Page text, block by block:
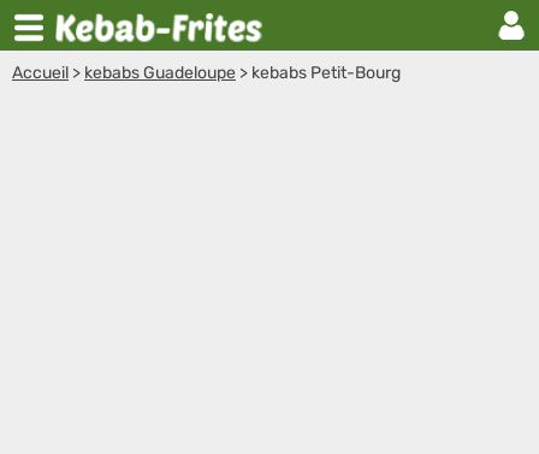
Accueil > kebabs Guadeloupe > kebabs Petit-Bourg